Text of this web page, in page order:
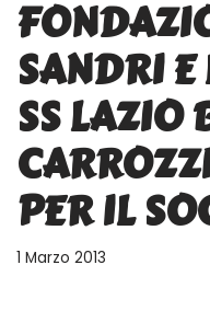
SANDRI
SS LAZIO
PER IL
1 Marzo 2013